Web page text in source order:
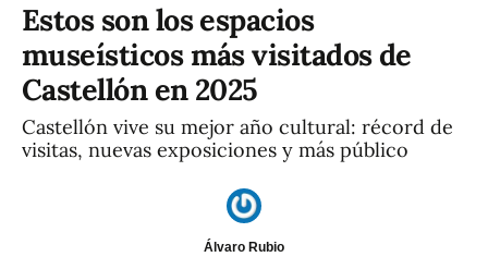
Estos son los espacios
museísticos más visitados de
Castellón en 2025
Castellón vive su mejor año cultural: récord de
visitas, nuevas exposiciones y más público
Álvaro Rubio